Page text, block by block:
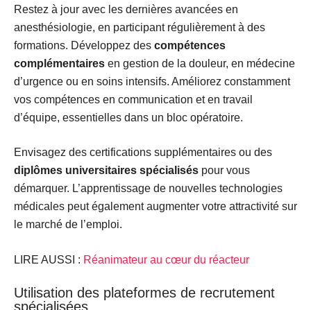
Restez à jour avec les dernières avancées en
anesthésiologie, en participant régulièrement à des
formations. Développez des compétences
complémentaires en gestion de la douleur, en médecine
d’urgence ou en soins intensifs. Améliorez constamment
vos compétences en communication et en travail
d’équipe, essentielles dans un bloc opératoire.
Envisagez des certifications supplémentaires ou des
diplômes universitaires spécialisés pour vous
démarquer. L’apprentissage de nouvelles technologies
médicales peut également augmenter votre attractivité sur
le marché de l’emploi.
LIRE AUSSI : Réanimateur au cœur du réacteur
Utilisation des plateformes de recrutement
spécialisées